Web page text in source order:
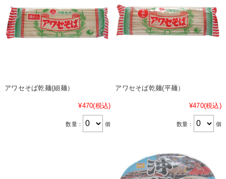
アワセそば乾麺(細麺）
¥470(税込)
数量： 個
アワセそば乾麺(平麺）
¥470(税込)
数量： 個